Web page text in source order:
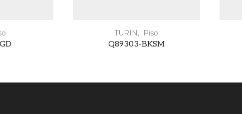
TURIN, Piso
Q89303-BKSM